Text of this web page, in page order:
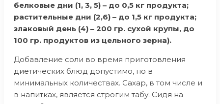
белковые дни (1, 3, 5) – до 0,5 кг продукта;
растительные дни (2,6) – до 1,5 кг продукта;
злаковый день (4) – 200 гр. сухой крупы, до
100 гр. продуктов из цельного зерна).
Добавление соли во время приготовления
диетических блюд допустимо, но в
минимальных количествах. Сахар, в том числе и
в напитках, является строгим табу. Сидя на